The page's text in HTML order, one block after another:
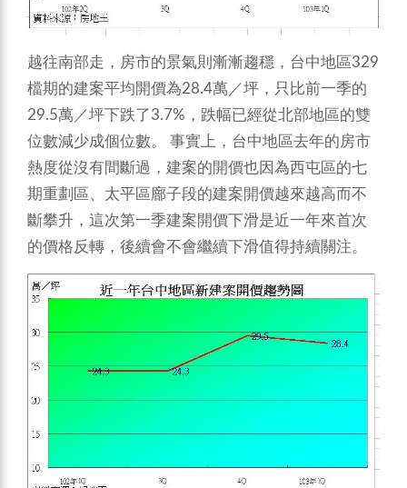
越往南部走，房市的景氣則漸漸趨穩，台中地區329
檔期的建案平均開價為28.4萬／坪，只比前一季的
29.5萬／坪下跌了3.7%，跌幅已經從北部地區的雙
位數減少成個位數。 事實上，台中地區去年的房市
熱度從沒有間斷過，建案的開價也因為西屯區的七
期重劃區、太平區廍子段的建案開價越來越高而不
斷攀升，這次第一季建案開價下滑是近一年來首次
的價格反轉，後續會不會繼續下滑值得持續關注。